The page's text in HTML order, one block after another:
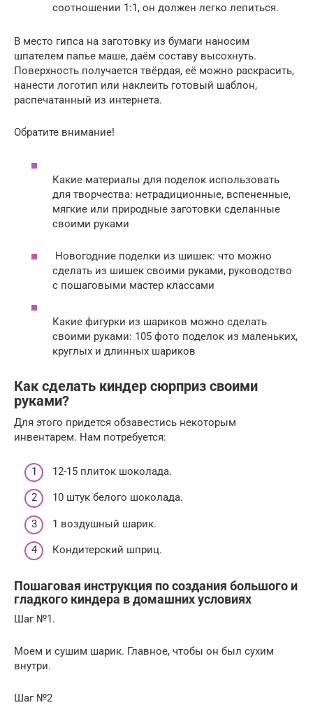
соотношении 1:1, он должен легко лепиться.
В место гипса на заготовку из бумаги наносим
шпателем папье маше, даём составу высохнуть.
Поверхность получается твёрдая, её можно раскрасить,
нанести логотип или наклеить готовый шаблон,
распечатанный из интернета.
Обратите внимание!
Какие материалы для поделок использовать
для творчества: нетрадиционные, вспененные,
мягкие или природные заготовки сделанные
своими руками
Новогодние поделки из шишек: что можно
сделать из шишек своими руками, руководство
с пошаговыми мастер классами
Какие фигурки из шариков можно сделать
своими руками: 105 фото поделок из маленьких,
круглых и длинных шариков
Как сделать киндер сюрприз своими
руками?
Для этого придется обзавестись некоторым
инвентарем. Нам потребуется:
12-15 плиток шоколада.
10 штук белого шоколада.
1 воздушный шарик.
Кондитерский шприц.
Пошаговая инструкция по создания большого и
гладкого киндера в домашних условиях
Шаг №1.
Моем и сушим шарик. Главное, чтобы он был сухим
внутри.
Шаг №2